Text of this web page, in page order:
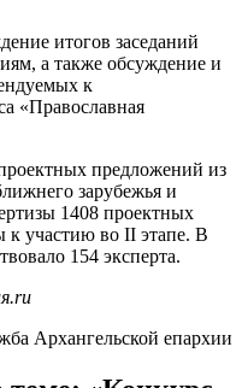
итогов заседаний
а также обсуждение и
к
«Православная
предложений из
зарубежья и
1408 проектных
участию во II этапе. В
154 эксперта.
Архангельской епархии